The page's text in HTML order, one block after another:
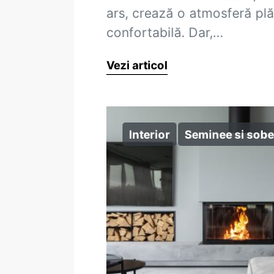
ars, crează o atmosferă
confortabilă. Dar,…
Vezi articol
Interior Seminee si sobe